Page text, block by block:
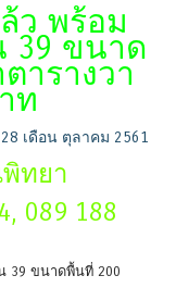
ว พร้อม
39 ขนาด
ารางวา
ท
เดือน ตุลาคม 2561
ทยา
089 188
39 ขนาดพื้นที่ 200